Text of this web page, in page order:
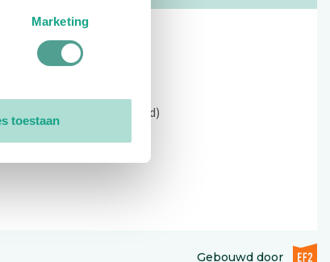
Marketing
toestaan
09:00 - 12:30 (alleen ochtend)
Gebouwd doorEF2